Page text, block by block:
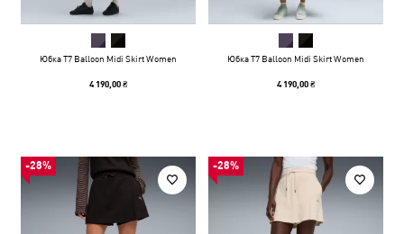
Юбка T7 Balloon Midi Skirt Women
4 190,00 ₴
Юбка T7 Balloon Midi Skirt Women
4 190,00 ₴
-28% -28%